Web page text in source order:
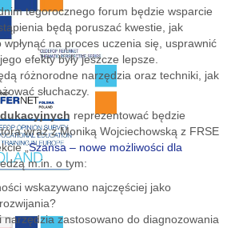
tegorocznego forum będzie wsparcie
będą poruszać kwestie, jak
na proces uczenia się, usprawnić
efekty były jeszcze lepsze.
różnorodne narzędzia oraz techniki, jak
słuchaczy.
reprezentować będzie
wraz z Moniką Wojciechowską z FRSE
„Szansa – nowe możliwości dla
m.in. o tym:
wskazywano najczęściej jako
narzędzia zastosowano do diagnozowania